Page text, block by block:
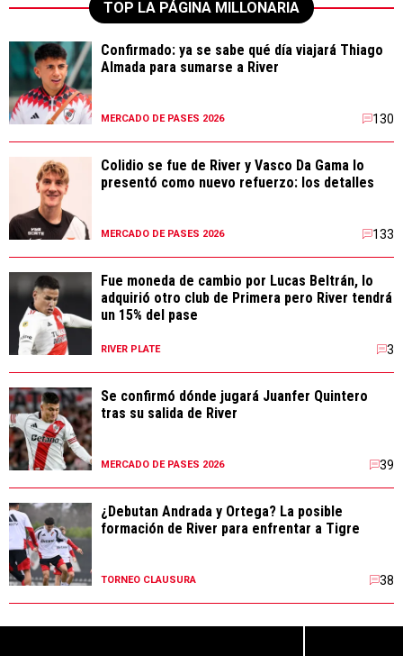
TOP LA PÁGINA MILLONARIA
Confirmado: ya se sabe qué día viajará Thiago
Almada para sumarse a River
MERCADO DE PASES 2026 130
Colidio se fue de River y Vasco Da Gama lo
presentó como nuevo refuerzo: los detalles
MERCADO DE PASES 2026 133
Fue moneda de cambio por Lucas Beltrán, lo
adquirió otro club de Primera pero River tendrá
un 15% del pase
RIVER PLATE 3
Se confirmó dónde jugará Juanfer Quintero
tras su salida de River
MERCADO DE PASES 2026 39
¿Debutan Andrada y Ortega? La posible
formación de River para enfrentar a Tigre
TORNEO CLAUSURA 38